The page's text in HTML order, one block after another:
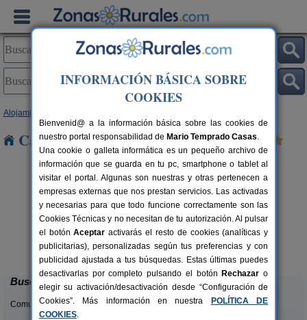
Alojamientos
Casas Rurales cerca de Chueca
16+3 pers.
desde25 €
El Sueño de Lucrecia
Villarrubia de Santiago (Toledo)
Buscar
Comunidades:
INFORMACIÓN BÁSICA SOBRE
COOKIES
Bienvenid@ a la información básica sobre las cookies de
nuestro portal responsabilidad de Mario Temprado Casas.
Una cookie o galleta informática es un pequeño archivo de
información que se guarda en tu pc, smartphone o tablet al
visitar el portal. Algunas son nuestras y otras pertenecen a
empresas externas que nos prestan servicios. Las activadas
y necesarias para que todo funcione correctamente son las
Cookies Técnicas y no necesitan de tu autorización. Al pulsar
el botónAceptar activarás el resto de cookies (analíticas y
publicitarias), personalizadas según tus preferencias y con
publicidad ajustada a tus búsquedas. Estas últimas puedes
desactivarlas por completo pulsando el botón Rechazar o
elegir su activación/desactivación desde “Configuración de
Cookies”. Más información en nuestra
POLÍTICA DE
COOKIES.